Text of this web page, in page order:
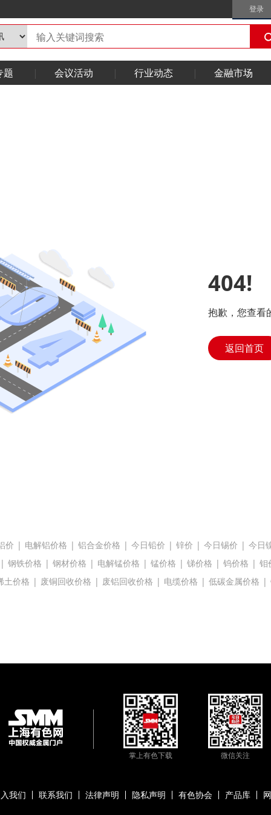
登录
题 会议活动 行业动态 金融市场
404!
抱歉，您查看
返回首页
价 | 电解铝价格 | 铝合金价格 | 今日铅价 | 锌价 | 今日锡价 | 今日
| 钢铁价格 | 钢材价格 | 电解锰价格 | 锰价格 | 锑价格 | 钨价格 | 钼
土价格 | 废铜回收价格 | 废铝回收价格 | 电缆价格 | 低碳金属价格 |
掌上有色下载 微信关注
我们 联系我们 法律声明 隐私声明 有色协会 产品库